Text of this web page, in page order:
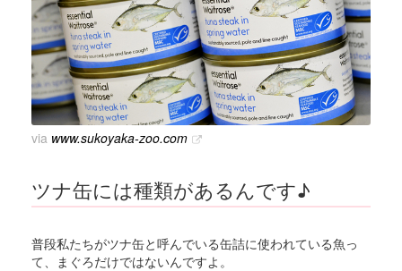
via www.sukoyaka-zoo.com
ツナ缶には種類があるんです♪
普段私たちがツナ缶と呼んでいる缶詰に使われている魚っ
て、まぐろだけではないんですよ。